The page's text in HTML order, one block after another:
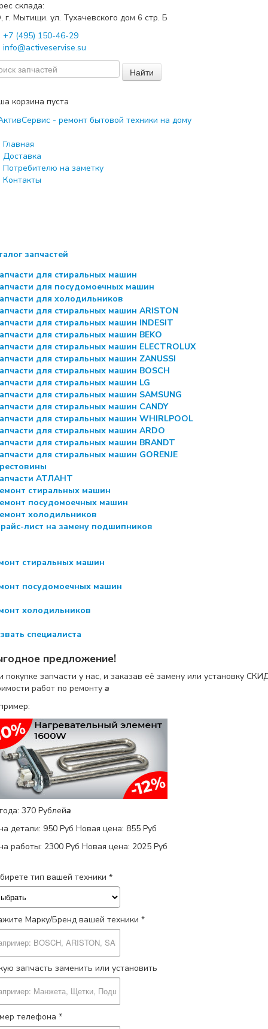
склада:
г. Мытищи. ул. Тухачевского дом 6 стр. Б
+7 (495) 150-46-29
info@activeservise.su
Найти
корзина пуста
Главная
Доставка
Потребителю на заметку
Контакты
запчастей
для стиральных машин
для посудомоечных машин
для холодильников
для стиральных машин ARISTON
для стиральных машин INDESIT
для стиральных машин BEKO
для стиральных машин ELECTROLUX
для стиральных машин ZANUSSI
для стиральных машин BOSCH
для стиральных машин LG
для стиральных машин SAMSUNG
для стиральных машин CANDY
для стиральных машин WHIRLPOOL
для стиральных машин ARDO
для стиральных машин BRANDT
для стиральных машин GORENJE
АТЛАНТ
стиральных машин
посудомоечных машин
холодильников
лист на замену подшипников
стиральных машин
посудомоечных машин
холодильников
специалиста
предложение!
покупке запчасти у нас, и заказав её замену или установку
работ по ремонту a
370 Рублейa
детали: 950 Руб Новая цена: 855 Руб
работы: 2300 Руб Новая цена: 2025 Руб
тип вашей техники *
Марку/Бренд вашей техники *
запчасть заменить или установить
телефона *